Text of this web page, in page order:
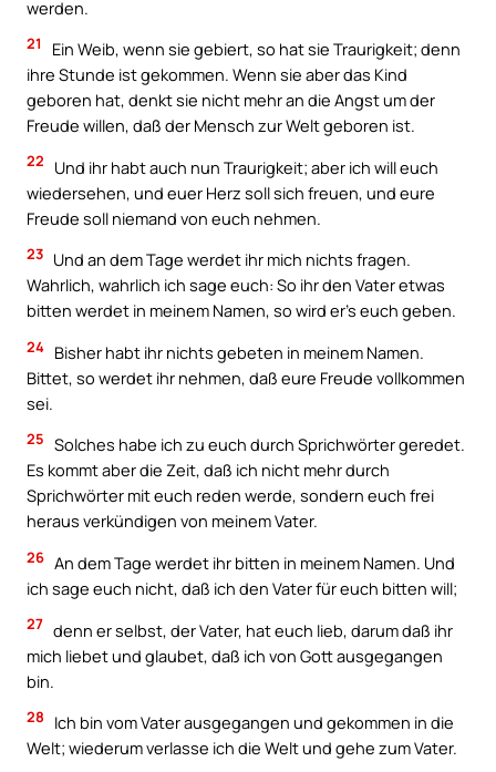
werden.
21
Ein Weib, wenn sie gebiert, so hat sie Traurigkeit; denn
ihre Stunde ist gekommen. Wenn sie aber das Kind
geboren hat, denkt sie nicht mehr an die Angst um der
Freude willen, daß der Mensch zur Welt geboren ist.
22
Und ihr habt auch nun Traurigkeit; aber ich will euch
wiedersehen, und euer Herz soll sich freuen, und eure
Freude soll niemand von euch nehmen.
23 Und an dem Tage werdet ihr mich nichts fragen.
Wahrlich, wahrlich ich sage euch: So ihr den Vater etwas
bitten werdet in meinem Namen, so wird er’s euch geben.
24 Bisher habt ihr nichts gebeten in meinem Namen.
Bittet, so werdet ihr nehmen, daß eure Freude vollkommen
sei.
25 Solches habe ich zu euch durch Sprichwörter geredet.
Es kommt aber die Zeit, daß ich nicht mehr durch
Sprichwörter mit euch reden werde, sondern euch frei
heraus verkündigen von meinem Vater.
26 An dem Tage werdet ihr bitten in meinem Namen. Und
ich sage euch nicht, daß ich den Vater für euch bitten will;
27 denn er selbst, der Vater, hat euch lieb, darum daß ihr
mich liebet und glaubet, daß ich von Gott ausgegangen
bin.
28
Ich bin vom Vater ausgegangen und gekommen in die
Welt; wiederum verlasse ich die Welt und gehe zum Vater.